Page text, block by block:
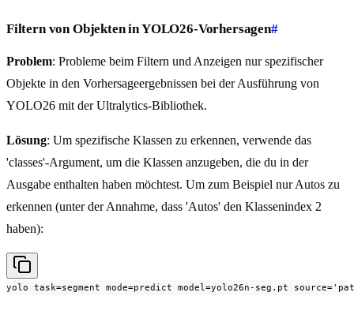
Filtern von Objekten in YOLO26-Vorhersagen#
Problem: Probleme beim Filtern und Anzeigen nur spezifischer
Objekte in den Vorhersageergebnissen bei der Ausführung von
YOLO26 mit der Ultralytics-Bibliothek.
Lösung: Um spezifische Klassen zu erkennen, verwende das
'classes'-Argument, um die Klassen anzugeben, die du in der
Ausgabe enthalten haben möchtest. Um zum Beispiel nur Autos zu
erkennen (unter der Annahme, dass 'Autos' den Klassenindex 2
haben):
yolo task=segment mode=predict model=yolo26n-seg.pt